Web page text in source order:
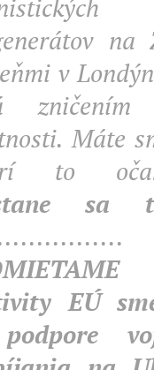
na
v
zničením
Máte
to
EÚ